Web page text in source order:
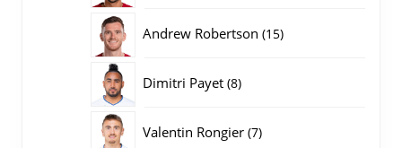
Andrew Robertson 1515
Dimitri Payet 88
Valentin Rongier 77